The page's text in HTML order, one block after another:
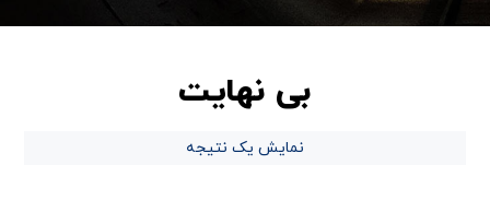
بی نهایت
نمایش یک نتیجه